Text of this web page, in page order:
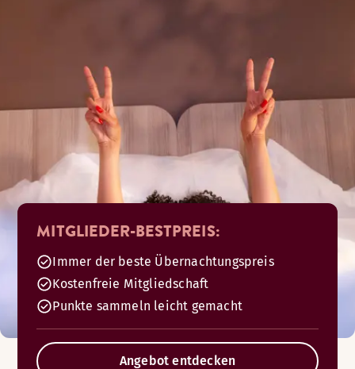
MITGLIEDER-BESTPREIS:
Immer der beste Übernachtungspreis
Kostenfreie Mitgliedschaft
Punkte sammeln leicht gemacht
Angebot entdecken